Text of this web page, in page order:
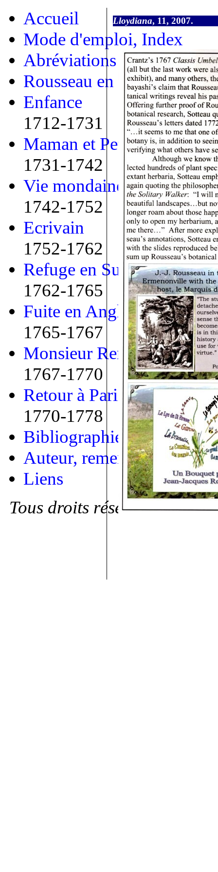
Lloydiana, 11, 2007.
Accueil
Mode d'emploi, Index
Abréviations
Rousseau en bref
Enfance
1712-1731
Maman et Petit
1731-1742
Vie mondaine
1742-1752
Ecrivain
1752-1762
Refuge en Suisse
1762-1765
Fuite en Angleterre
1765-1767
Monsieur Renou
1767-1770
Retour à Paris
1770-1778
Bibliographie
Auteur, remerciements
Liens
Tous droits réservés